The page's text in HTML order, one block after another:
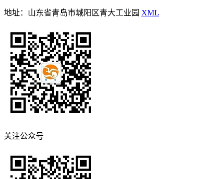
地址：山东省青岛市城阳区青大工业园 XML
关注公众号